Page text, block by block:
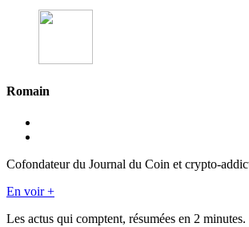
Romain
Cofondateur du Journal du Coin et crypto-
En voir +
Les actus qui comptent, résumées en 2 minutes.